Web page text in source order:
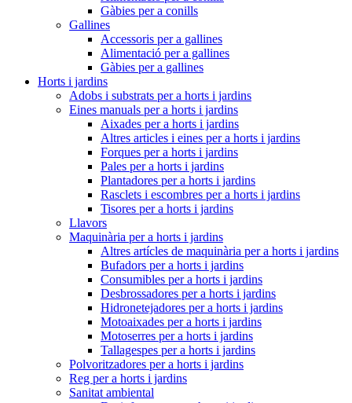
Gàbies per a conills
Gallines
Accessoris per a gallines
Alimentació per a gallines
Gàbies per a gallines
Horts i jardins
Adobs i substrats per a horts i jardins
Eines manuals per a horts i jardins
Aixades per a horts i jardins
Altres articles i eines per a horts i jardins
Forques per a horts i jardins
Pales per a horts i jardins
Plantadores per a horts i jardins
Rasclets i escombres per a horts i jardins
Tisores per a horts i jardins
Llavors
Maquinària per a horts i jardins
Altres artícles de maquinària per a horts i jardins
Bufadors per a horts i jardins
Consumibles per a horts i jardins
Desbrossadores per a horts i jardins
Hidronetejadores per a horts i jardins
Motoaixades per a horts i jardins
Motoserres per a horts i jardins
Tallagespes per a horts i jardins
Polvoritzadores per a horts i jardins
Reg per a horts i jardins
Sanitat ambiental